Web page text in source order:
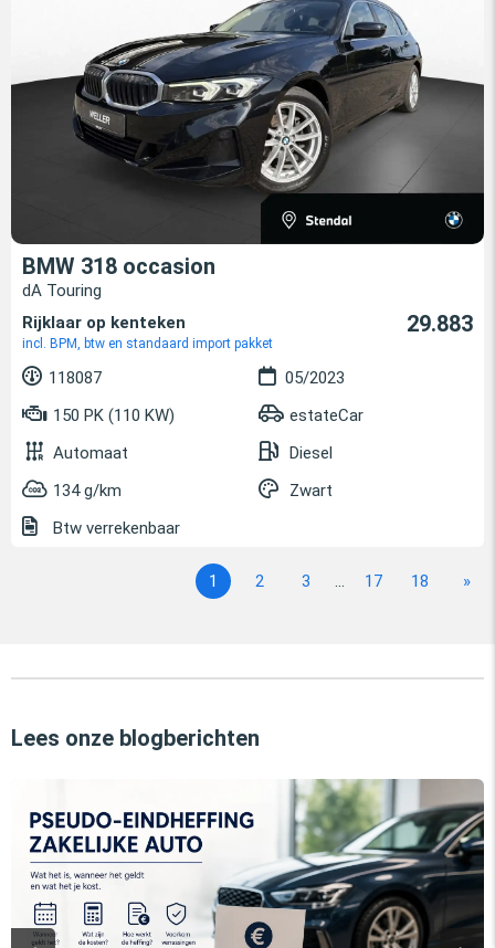
BMW 318 occasion
dA Touring
Rijklaar op kenteken
incl. BPM, btw en standaard import pakket
29.883
118087
05/2023
150 PK (110 KW)
estateCar
Automaat
Diesel
134 g/km
Zwart
Btw verrekenbaar
1 2 3 ... 17 18 »
Lees onze blogberichten